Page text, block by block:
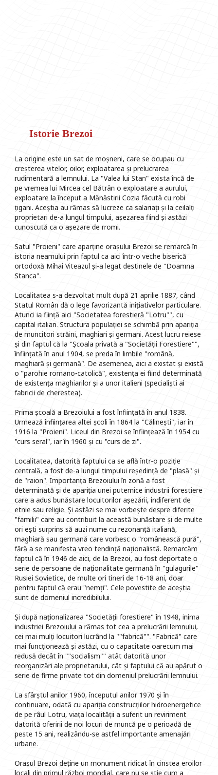
Istorie Brezoi
La origine este un sat de moșneni, care se ocupau cu
creșterea vitelor, oilor, exploatarea și prelucrarea
rudimentară a lemnului. La "Valea lui Stan" exista încă de
pe vremea lui Mircea cel Bătrân o exploatare a aurului,
exploatare la început a Mănăstirii Cozia făcută cu robi
țigani. Aceștia au rămas să lucreze ca salariați și la ceilalți
proprietari de-a lungul timpului, așezarea fiind și astăzi
cunoscută ca o așezare de rromi.
Satul "Proieni" care aparține orașului Brezoi se remarcă în
istoria neamului prin faptul ca aici într-o veche biserică
ortodoxă Mihai Viteazul și-a legat destinele de "Doamna
Stanca".
Localitatea s-a dezvoltat mult după 21 aprilie 1887, când
Statul Român dă o lege favorizantă inițiativelor particulare.
Atunci ia ființă aici "Societatea forestieră "Lotru"", cu
capital italian. Structura populației se schimbă prin apariția
de muncitori străini, maghiari și germani. Acest lucru reiese
și din faptul că la "Școala privată a "Societății Forestiere"",
înființată în anul 1904, se preda în limbile "română,
maghiară și germană". De asemenea, aici a existat și există
o "parohie romano-catolică", existența ei fiind determinată
de existența maghiarilor și a unor italieni (specialiști ai
fabricii de cherestea).
Prima școală a Brezoiului a fost înființată în anul 1838.
Urmează înființarea altei școli în 1864 la "Călinești", iar în
1916 la "Proieni". Liceul din Brezoi se înființează în 1954 cu
"curs seral", iar în 1960 și cu "curs de zi".
Localitatea, datorită faptului ca se află într-o poziție
centrală, a fost de-a lungul timpului reședință de "plasă" și
de "raion". Importanța Brezoiului în zonă a fost
determinată și de apariția unei puternice industrii forestiere
care a adus bunăstare locuitorilor așezării, indiferent de
etnie sau religie. Și astăzi se mai vorbește despre diferite
"familii" care au contribuit la această bunăstare și de multe
ori ești surprins să auzi nume cu rezonanță italiană,
maghiară sau germană care vorbesc o "românească pură",
fără a se manifesta vreo tendință naționalistă. Remarcăm
faptul că în 1946 de aici, de la Brezoi, au fost deportate o
serie de persoane de naționalitate germană în "gulagurile"
Rusiei Sovietice, de multe ori tineri de 16-18 ani, doar
pentru faptul că erau "nemți". Cele povestite de aceștia
sunt de domeniul incredibilului.
Și după naționalizarea "Societății forestiere" în 1948, inima
industriei Brezoiului a rămas tot cea a prelucrării lemnului,
cei mai mulți locuitori lucrând la ""fabrică"". "Fabrică" care
mai funcționează și astăzi, cu o capacitate oarecum mai
redusă decât în ""socialism"" atât datorită unor
reorganizări ale proprietarului, cât și faptului că au apărut o
serie de firme private tot din domeniul prelucrării lemnului.
La sfârștul anilor 1960, începutul anilor 1970 și în
continuare, odată cu apariția construcțiilor hidroenergetice
de pe râul Lotru, viața localității a suferit un reviriment
datorită oferirii de noi locuri de muncă pe o perioadă de
peste 15 ani, realizându-se astfel importante amenajări
urbane.
Orașul Brezoi deține un monument ridicat în cinstea eroilor
locali din primul război mondial, care nu se știe cum a